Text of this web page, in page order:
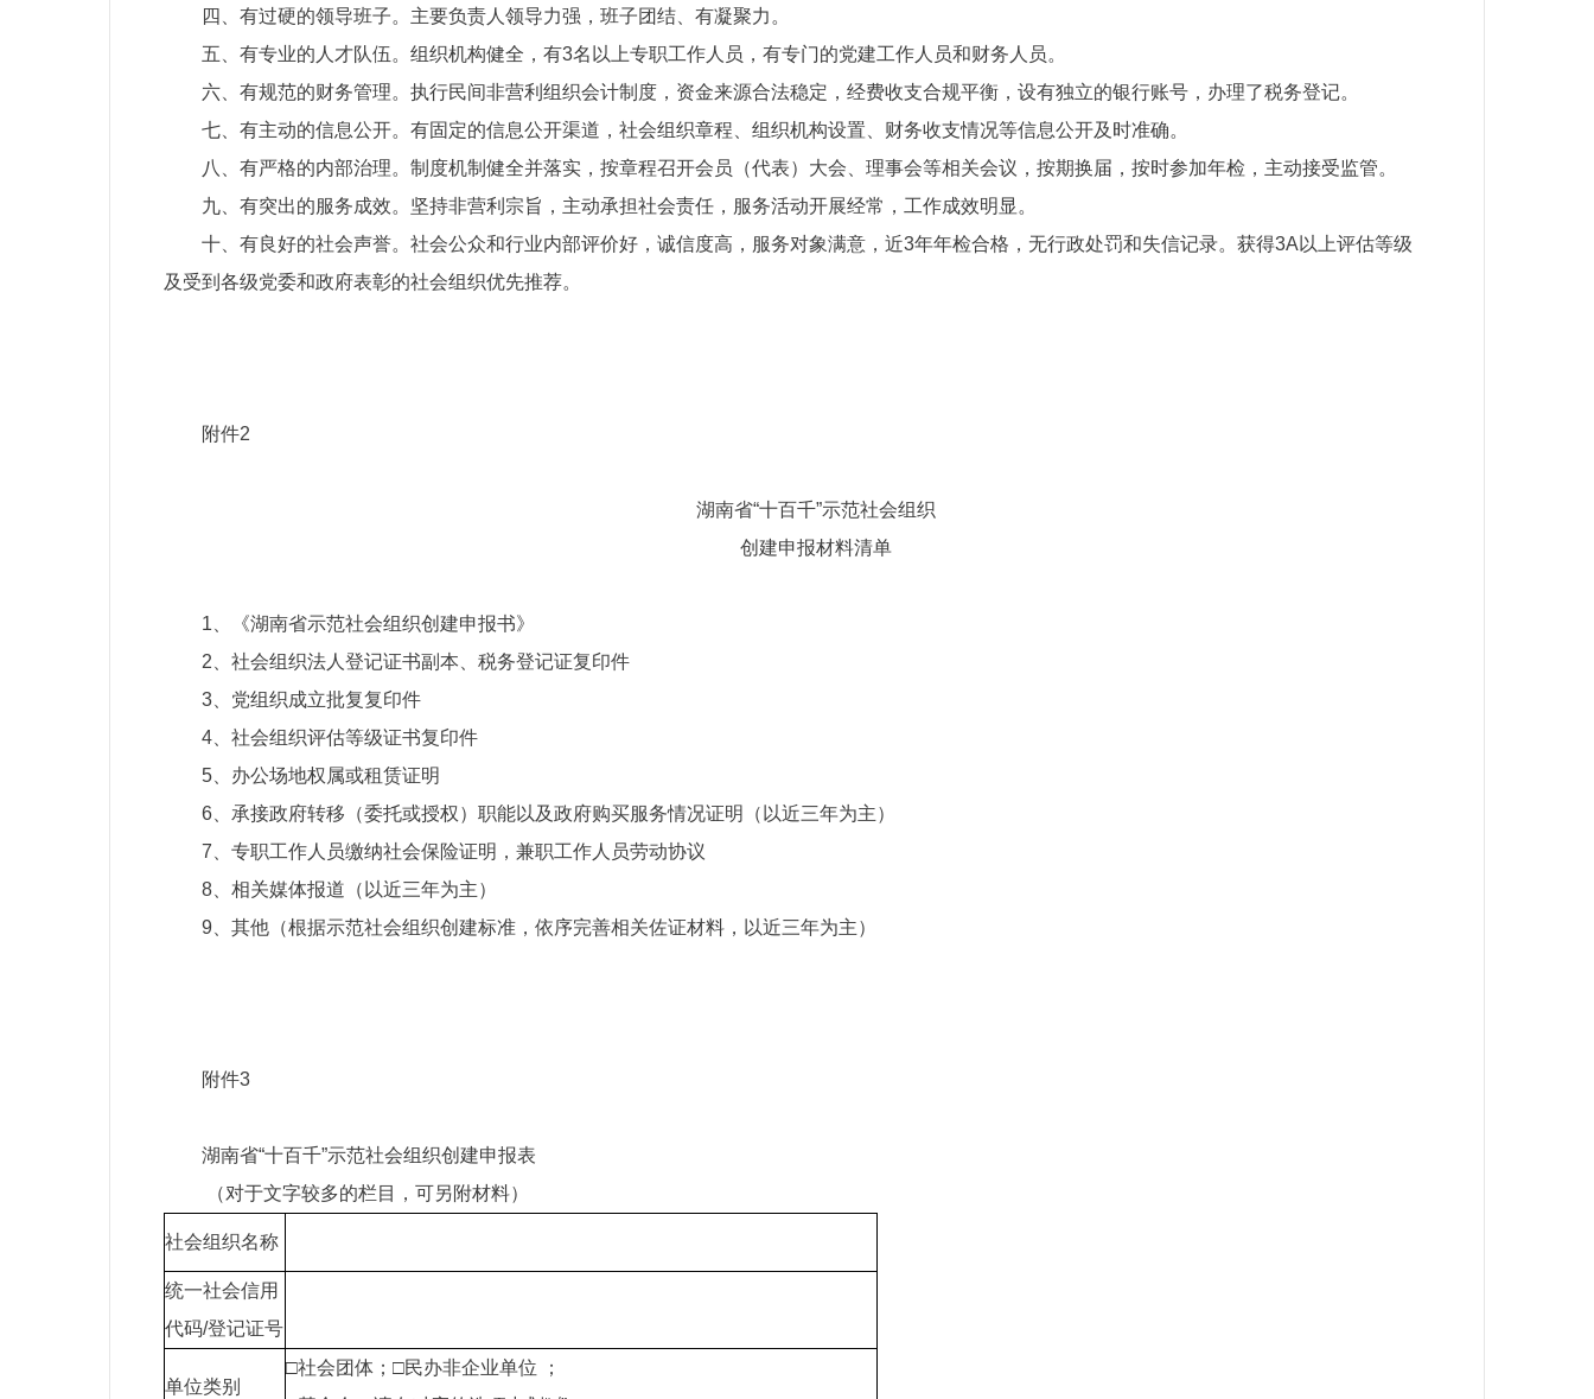
四、有过硬的领导班子。主要负责人领导力强，班子团结、有凝聚力。
五、有专业的人才队伍。组织机构健全，有3名以上专职工作人员，有专门的党建工作人员和财务人员。
六、有规范的财务管理。执行民间非营利组织会计制度，资金来源合法稳定，经费收支合规平衡，设有独立的银行账号，办理了税务登记。
七、有主动的信息公开。有固定的信息公开渠道，社会组织章程、组织机构设置、财务收支情况等信息公开及时准确。
八、有严格的内部治理。制度机制健全并落实，按章程召开会员（代表）大会、理事会等相关会议，按期换届，按时参加年检，主动接受监管。
九、有突出的服务成效。坚持非营利宗旨，主动承担社会责任，服务活动开展经常，工作成效明显。
十、有良好的社会声誉。社会公众和行业内部评价好，诚信度高，服务对象满意，近3年年检合格，无行政处罚和失信记录。获得3A以上评估等级
及受到各级党委和政府表彰的社会组织优先推荐。
附件2
湖南省“十百千”示范社会组织
创建申报材料清单
1、《湖南省示范社会组织创建申报书》
2、社会组织法人登记证书副本、税务登记证复印件
3、党组织成立批复复印件
4、社会组织评估等级证书复印件
5、办公场地权属或租赁证明
6、承接政府转移（委托或授权）职能以及政府购买服务情况证明（以近三年为主）
7、专职工作人员缴纳社会保险证明，兼职工作人员劳动协议
8、相关媒体报道（以近三年为主）
9、其他（根据示范社会组织创建标准，依序完善相关佐证材料，以近三年为主）
附件3
湖南省“十百千”示范社会组织创建申报表
（对于文字较多的栏目，可另附材料）
社会组织名称
统一社会信用
代码/登记证号
单位类别
□社会团体；□民办非企业单位 ；